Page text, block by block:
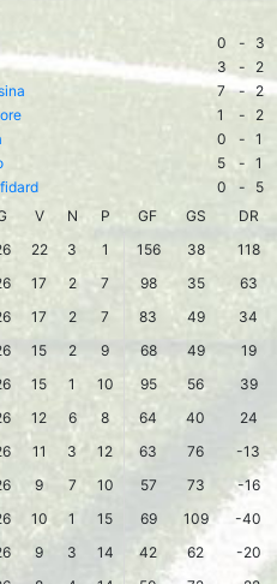
0 -
3
3 -
2
7 - 2
1 -
2
0 - 1
5 - 1
0 -
5
V N P GF GS
DR
22 3 1 156 38
118
17 2 7 98 35
63
17 2 7 83 49
34
15 2 9 68 49
19
15 1 10 95 56
39
12 6 8 64 40
24
11 3 12 63 76
-13
9 7 10 57 73
-16
10 1 15 69 109
-40
9 3 14 42 62
-20